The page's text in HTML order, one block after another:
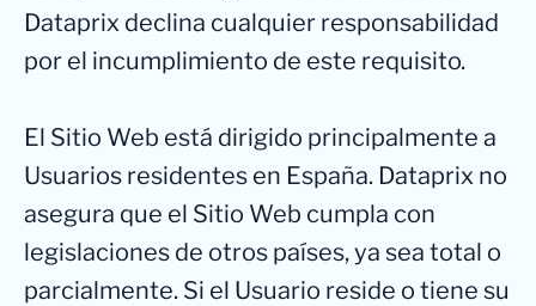
Dataprix declina cualquier responsabilidad
por el incumplimiento de este requisito.
El Sitio Web está dirigido principalmente a
Usuarios residentes en España. Dataprix no
asegura que el Sitio Web cumpla con
legislaciones de otros países, ya sea total o
parcialmente. Si el Usuario reside o tiene su